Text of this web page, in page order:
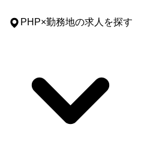
PHP×勤務地の求人を探す